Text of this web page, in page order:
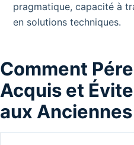
pragmatique, capacité à
en solutions techniques.
Comment
Acquis et
aux